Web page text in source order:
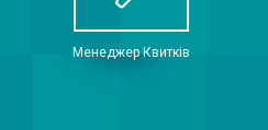
Менеджер Квитків